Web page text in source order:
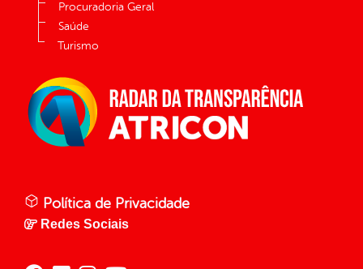
Procuradoria Geral
Saúde
Turismo
Política de Privacidade
Redes Sociais